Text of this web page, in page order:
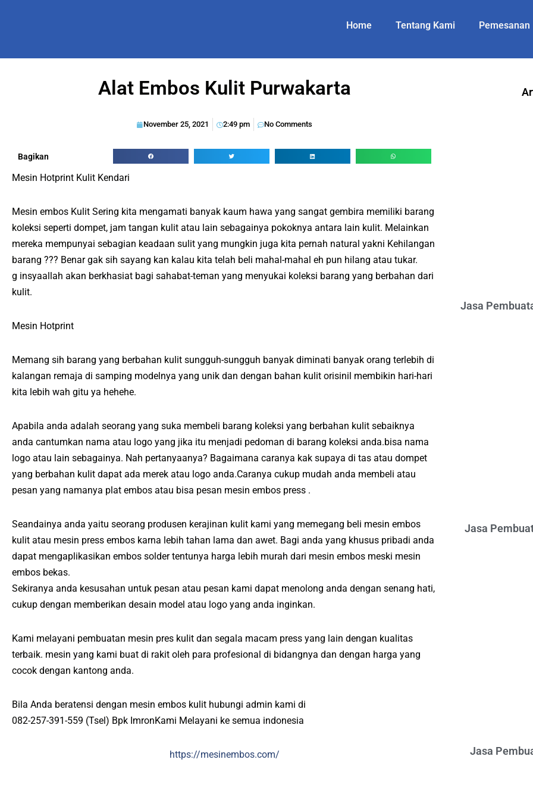
Home Tentang Kami Pemesanan
Alat Embos Kulit Purwakarta
November 25, 2021 2:49 pm No Comments
Bagikan
Mesin Hotprint Kulit Kendari
Mesin embos Kulit Sering kita mengamati banyak kaum hawa yang sangat gembira memiliki barang
koleksi seperti dompet, jam tangan kulit atau lain sebagainya pokoknya antara lain kulit. Melainkan
mereka mempunyai sebagian keadaan sulit yang mungkin juga kita pernah natural yakni Kehilangan
barang ??? Benar gak sih sayang kan kalau kita telah beli mahal-mahal eh pun hilang atau tukar.
g insyaallah akan berkhasiat bagi sahabat-teman yang menyukai koleksi barang yang berbahan dari
kulit.
Mesin Hotprint
Memang sih barang yang berbahan kulit sungguh-sungguh banyak diminati banyak orang terlebih di
kalangan remaja di samping modelnya yang unik dan dengan bahan kulit orisinil membikin hari-hari
kita lebih wah gitu ya hehehe.
Apabila anda adalah seorang yang suka membeli barang koleksi yang berbahan kulit sebaiknya
anda cantumkan nama atau logo yang jika itu menjadi pedoman di barang koleksi anda.bisa nama
logo atau lain sebagainya. Nah pertanyaanya? Bagaimana caranya kak supaya di tas atau dompet
yang berbahan kulit dapat ada merek atau logo anda.Caranya cukup mudah anda membeli atau
pesan yang namanya plat embos atau bisa pesan mesin embos press .
Seandainya anda yaitu seorang produsen kerajinan kulit kami yang memegang beli mesin embos
kulit atau mesin press embos karna lebih tahan lama dan awet. Bagi anda yang khusus pribadi anda
dapat mengaplikasikan embos solder tentunya harga lebih murah dari mesin embos meski mesin
embos bekas.
Sekiranya anda kesusahan untuk pesan atau pesan kami dapat menolong anda dengan senang hati,
cukup dengan memberikan desain model atau logo yang anda inginkan.
Kami melayani pembuatan mesin pres kulit dan segala macam press yang lain dengan kualitas
terbaik. mesin yang kami buat di rakit oleh para profesional di bidangnya dan dengan harga yang
cocok dengan kantong anda.
Bila Anda beratensi dengan mesin embos kulit hubungi admin kami di
082-257-391-559 (Tsel) Bpk ImronKami Melayani ke semua indonesia
https://mesinembos.com/
Jasa
Jasa
Jasa